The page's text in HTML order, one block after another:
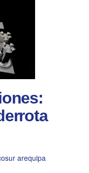
arequipa